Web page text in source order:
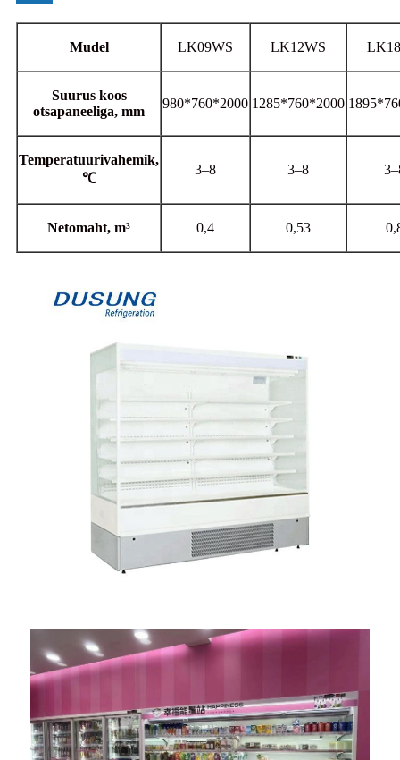
Mudel LK09WS LK12WS
Suurus koos
otsapaneeliga, mm
980*760*2000 1285*760*2000
Temperatuurivahemik,
℃
3–8 3–8
Netomaht, m³ 0,4 0,53